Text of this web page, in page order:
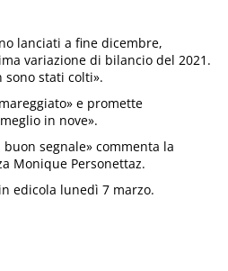
lanciati a fine dicembre,
variazione di bilancio del 2021.
sono stati colti».
e promette
in nove».
segnale» commenta la
Monique Personettaz.
edicola lunedì 7 marzo.